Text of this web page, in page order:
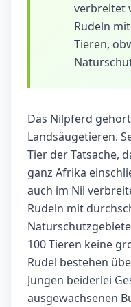
verbreitet
Rudeln
Tieren,
Das Nilpferd
Landsäugetieren.
Tier der Tatsache,
ganz Afrika
auch im Nil
Rudeln mit
100 Tieren keine
Rudel bestehen
Jungen beiderlei
ausgewachsenen